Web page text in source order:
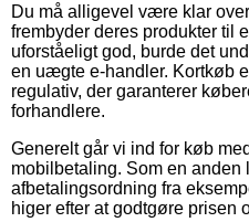
Du må alligevel være klar
frembyder deres produkter til
uforståeligt god, burde det
en uægte e-handler. Kortkøb
regulativ, der garanterer
forhandlere.
Generelt går vi ind for køb
mobilbetaling. Som en
afbetalingsordning fra
higer efter at godtgøre prisen